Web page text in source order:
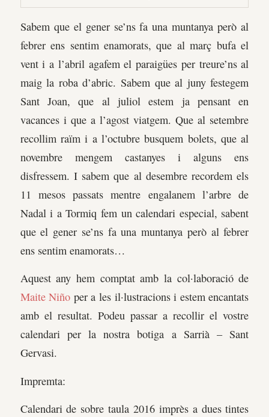
Sabem que el gener se’ns fa una muntanya però al
febrer ens sentim enamorats, que al març bufa el
vent i a l’abril agafem el paraigües per treure’ns al
maig la roba d’abric. Sabem que al juny festegem
Sant Joan, que al juliol estem ja pensant en
vacances i que a l’agost viatgem. Que al setembre
recollim raïm i a l’octubre busquem bolets, que al
novembre mengem castanyes i alguns ens
disfressem. I sabem que al desembre recordem els
11 mesos passats mentre engalanem l’arbre de
Nadal i a Tormiq fem un calendari especial, sabent
que el gener se’ns fa una muntanya però al febrer
ens sentim enamorats…
Aquest any hem comptat amb la col·laboració de
Maite Niño per a les il·lustracions i estem encantats
amb el resultat. Podeu passar a recollir el vostre
calendari per la nostra botiga a Sarrià – Sant
Gervasi.
Impremta:
Calendari de sobre taula 2016 imprès a dues tintes